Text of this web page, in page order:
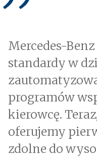
Mercedes-
standardy w
programów
kierowcę.
oferujemy
zdolne do